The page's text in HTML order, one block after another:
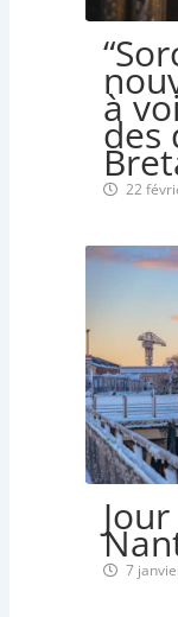
à
des
22
7